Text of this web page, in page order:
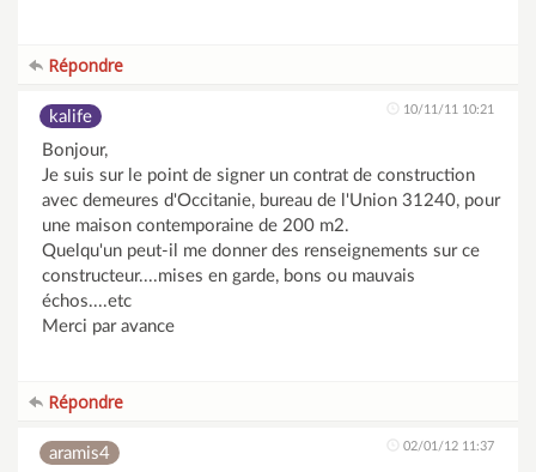
Répondre
kalife 10/11/11 10:21
Bonjour,
Je suis sur le point de signer un contrat de construction
avec demeures d'Occitanie, bureau de l'Union 31240, pour
une maison contemporaine de 200 m2.
Quelqu'un peut-il me donner des renseignements sur ce
constructeur....mises en garde, bons ou mauvais
échos....etc
Merci par avance
Répondre
aramis4 02/01/12 11:37